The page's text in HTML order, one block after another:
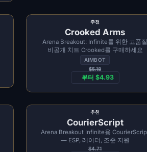
추천
Crooked Arms
Arena Breakout: Infinite를 위한 고품질
비공개 치트 Crooked를 구매하세요
AIMBOT
$5.18
부터 $4.93
추천
CourierScript
Arena Breakout Infinite용
— ESP, 레이더, 조준 지원
$4.71